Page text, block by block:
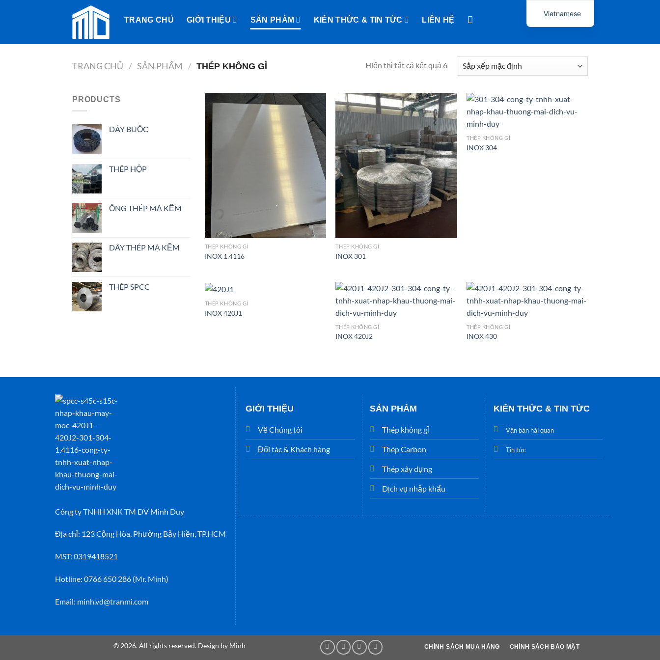
dung
TRANG CHỦ GIỚI THIỆU SẢN PHẨM KIẾN THỨC & TIN TỨC LIÊN HỆ
TRANG CHỦ / SẢN PHẨM / THÉP KHÔNG GỈ Hiển thị tất cả kết quả 6
PRODUCTS
DÂY BUỘC
THÉP HỘP
ỐNG THÉP MẠ KẼM
DÂY THÉP MẠ KẼM
THÉP SPCC
THÉP KHÔNG GỈ
INOX 1.4116
THÉP KHÔNG GỈ
INOX 301
THÉP KHÔNG GỈ
INOX 304
THÉP KHÔNG GỈ
INOX 420J1
THÉP KHÔNG GỈ
INOX 420J2
THÉP KHÔNG GỈ
INOX 430
Công ty TNHH XNK TM DV Minh Duy
Địa chỉ: 123 Cộng Hòa, Phường Bảy Hiền, TP.HCM
MST: 0319418521
Hotline: 0766 650 286 (Mr. Minh)
Email: minh.vd@tranmi.com
GIỚI THIỆU
Về Chúng tôi
Đối tác & Khách hàng
SẢN PHẨM
Thép không gỉ
Thép Carbon
Thép xây dựng
Dịch vụ nhập khẩu
KIẾN THỨC & TIN TỨC
Văn bản hải quan
Tin tức
© 2026. All rights reserved. Design by Minh CHÍNH SÁCH MUA HÀNG CHÍNH SÁCH BẢO MẬT
Vietnamese